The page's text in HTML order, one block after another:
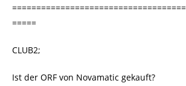
=====
CLUB2;
Ist der ORF von Novamatic gekauft?